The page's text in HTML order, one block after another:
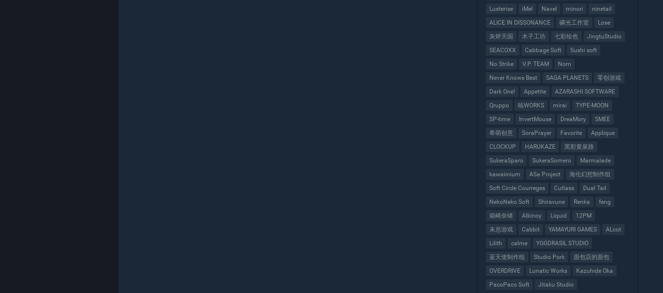
Lusterise
iMel Navel minori
ninetail
ALICE IN DISSONANCE
磷光工作室
Lose
灰烬天国
木子工坊 七彩绘色
JingtuStudio
SEACOXX
Cabbage Soft
Sushi soft
No Strike
V.P. TEAM
Norn
Never Knows Best
SAGA PLANETS
零创游戏
Dark One!
Appetite
AZARASHI SOFTWARE
Qruppo
暁WORKS mirai
TYPE-MOON
SP-time
InvertMouse DreaMory
SMEE
希萌创意
SoraPrayer Favorite
Applique
CLOCKUP
HARUKAZE
黑彩黄泉路
SukeraSparo
SukeraSomero
Marmalade
kawaiinium
ASa Project
海伦幻想制作组
Soft Circle Courreges
Cutlass
Dual Tail
NekoNeko Soft
Shiravune Renka
feng
箱崎奈绪
Alkinoy Liquid
12PM
未息游戏
Cabbit YAMAYURI GAMES
ALcot
Lilith
calme
YGGDRASIL STUDIO
蓝天使制作组
Studio Pork
面包店的面包
OVERDRIVE
Lunatic Works
Kazuhide Oka
PacoPaco Soft
Jitaku Studio